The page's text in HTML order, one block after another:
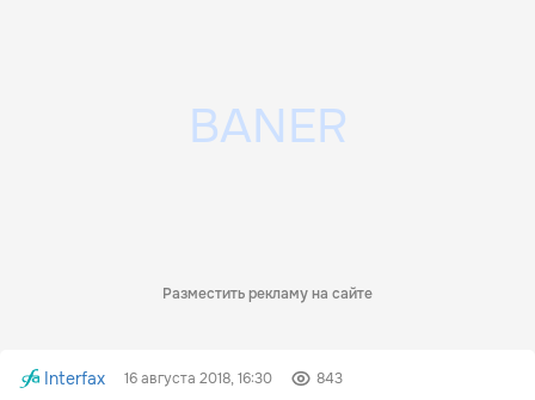
Разместить рекламу на сайте
Interfax 16 августа 2018, 16:30 843